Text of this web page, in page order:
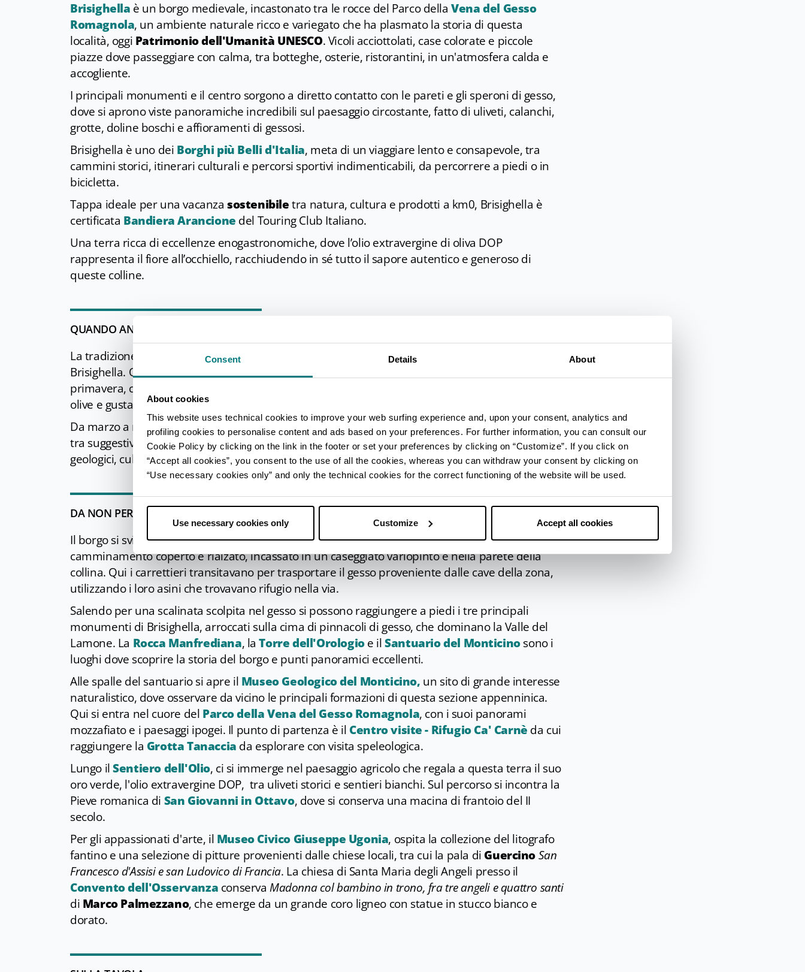
Consent Details About
About cookies
This website uses technical cookies to improve your web surfing experience and, upon your consent, analytics and
profiling cookies to personalise content and ads based on your preferences. For further information, you can consult our
Cookie Policy by clicking on the link in the footer or set your preferences by clicking on “Customize”. If you click on
“Accept all cookies”, you consent to the use of all the cookies, whereas you can withdraw your consent by clicking on
“Use necessary cookies only” and only the technical cookies for the correct functioning of the website will be used.
Use necessary cookies only Customize Accept all cookies
Brisighella è un borgo medievale, incastonato tra le rocce del Parco dellaVena del Gesso
Romagnola, un ambiente naturale ricco e variegato che ha plasmato la storia di questa
località, oggi Patrimonio dell'Umanità UNESCO. Vicoli acciottolati, case colorate e piccole
piazze dove passeggiare con calma, tra botteghe, osterie, ristorantini, in un'atmosfera calda e
accogliente.
I principali monumenti e il centro sorgono a diretto contatto con le pareti e gli speroni di gesso,
dove si aprono viste panoramiche incredibili sul paesaggio circostante, fatto di uliveti, calanchi,
grotte, doline boschi e affioramenti di gessosi.
Brisighella è uno dei Borghi più Belli d'Italia, meta di un viaggiare lento e consapevole, tra
cammini storici, itinerari culturali e percorsi sportivi indimenticabili, da percorrere a piedi o in
bicicletta.
Tappa ideale per una vacanzasostenibiletra natura, cultura e prodotti a km0, Brisighella è
certificata Bandiera Arancione del Touring Club Italiano.
Una terra ricca di eccellenze enogastronomiche, dove l’olio extravergine di oliva DOP
rappresenta il fiore all’occhiello, racchiudendo in sé tutto il sapore autentico e generoso di
queste colline.
QUANDO ANDARCI E COSA VEDERE
La tradizione gastronomica locale offre in ogni momento dell'anno l'occasione di visitare
Brisighella. Qui la cucina e gli eventi che la celebrano seguono il ritmo delle stagioni: da
primavera, con le primizie della collina, all'autunno, per osservare da vicino la raccolta delle
olive e gustare l'olio nuovo.
Da marzo a novembre, è possibile immergersi in un calendario ricco di escursioni nella natura,
tra suggestivi sentieri e grotte misteriose. Un'opportunità perfetta per esplorare i tesori
geologici, culturali e paesaggistici che rendono unica questa terra.
DA NON PERDERE
Il borgo si sviluppa da Piazza Marconi, sulla quale si affaccia la storicaVia degli Asini, un
camminamento coperto e rialzato, incassato in un caseggiato variopinto e nella parete della
collina. Qui i carrettieri transitavano per trasportare il gesso proveniente dalle cave della zona,
utilizzando i loro asini che trovavano rifugio nella via.
Salendo per una scalinata scolpita nel gesso si possono raggiungere a piedi i tre principali
monumenti di Brisighella, arroccati sulla cima di pinnacoli di gesso, che dominano la Valle del
Lamone. La Rocca Manfrediana, laTorre dell'Orologioe ilSantuario del Monticinosono i
luoghi dove scoprire la storia del borgo e punti panoramici eccellenti.
Alle spalle del santuario si apre il Museo Geologico del Monticino, un sito di grande interesse
naturalistico, dove osservare da vicino le principali formazioni di questa sezione appenninica.
Qui si entra nel cuore del Parco della Vena del Gesso Romagnola, con i suoi panorami
mozzafiato e i paesaggi ipogei. Il punto di partenza è il Centro visite - Rifugio Ca' Carnè da cui
raggiungere la Grotta Tanaccia da esplorare con visita speleologica.
Lungo ilSentiero dell'Olio, ci si immerge nel paesaggio agricolo che regala a questa terra il suo
oro verde, l'olio extravergine DOP, tra uliveti storici e sentieri bianchi. Sul percorso si incontra la
Pieve romanica di San Giovanni in Ottavo, dove si conserva una macina di frantoio del II
secolo.
Per gli appassionati d'arte, il Museo Civico Giuseppe Ugonia, ospita la collezione del litografo
fantino e una selezione di pitture provenienti dalle chiese locali, tra cui la pala di GuercinoSan
Francesco d'Assisi e san Ludovico di Francia. La chiesa di Santa Maria degli Angeli presso il
Convento dell'Osservanza conservaMadonna col bambino in trono, fra tre angeli e quattro santi
di Marco Palmezzano, che emerge da un grande coro ligneo con statue in stucco bianco e
dorato.